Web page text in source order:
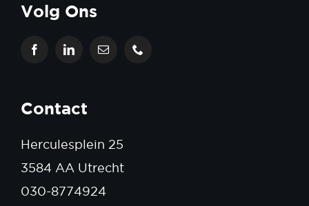
Volg Ons
Contact
Herculesplein 25
3584 AA Utrecht
030-8774924